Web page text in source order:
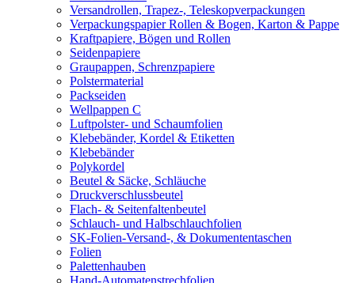
Versandrollen, Trapez-, Teleskopverpackungen
Verpackungspapier Rollen & Bogen, Karton & Pappe
Kraftpapiere, Bögen und Rollen
Seidenpapiere
Graupappen, Schrenzpapiere
Polstermaterial
Packseiden
Wellpappen C
Luftpolster- und Schaumfolien
Klebebänder, Kordel & Etiketten
Klebebänder
Polykordel
Beutel & Säcke, Schläuche
Druckverschlussbeutel
Flach- & Seitenfaltenbeutel
Schlauch- und Halbschlauchfolien
SK-Folien-Versand-, & Dokumententaschen
Folien
Palettenhauben